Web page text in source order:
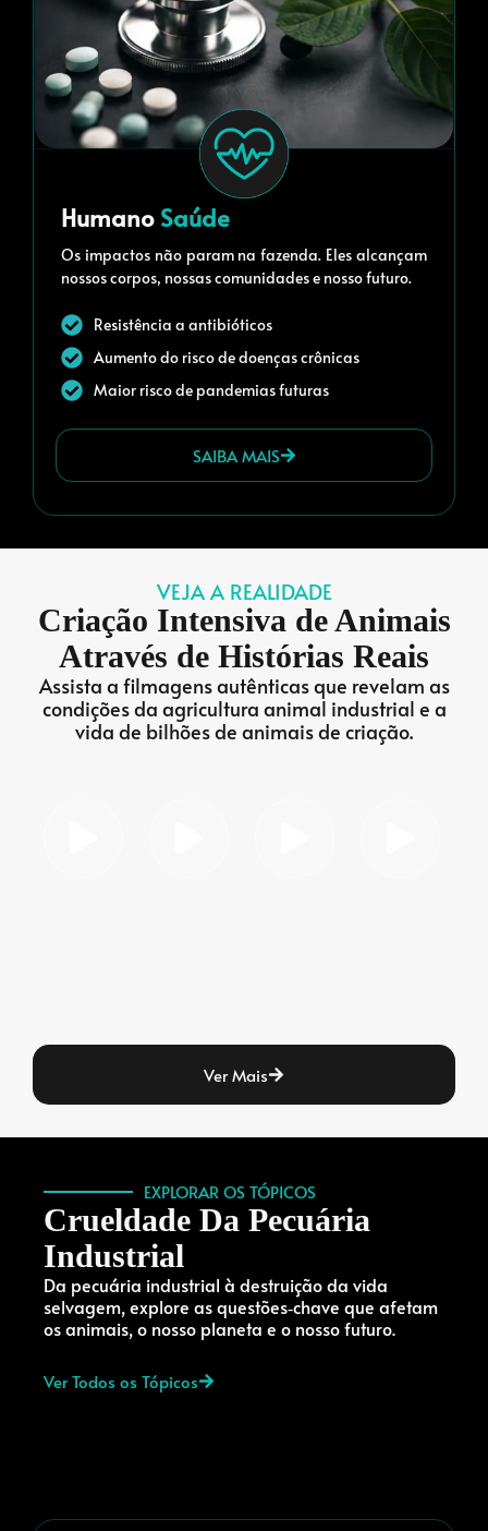
Humano Saúde
Os impactos não param na fazenda. Eles alcançam
nossos corpos, nossas comunidades e nosso futuro.
Resistência a antibióticos
Aumento do risco de doenças crônicas
Maior risco de pandemias futuras
SAIBA MAIS
VEJA A REALIDADE
Criação Intensiva de Animais
Através de Histórias Reais
Assista a filmagens autênticas que revelam as
condições da agricultura animal industrial e a
vida de bilhões de animais de criação.
Ver Mais
EXPLORAR OS TÓPICOS
Crueldade Da Pecuária
Industrial
Da pecuária industrial à destruição da vida
selvagem, explore as questões‑chave que afetam
os animais, o nosso planeta e o nosso futuro.
Ver Todos os Tópicos